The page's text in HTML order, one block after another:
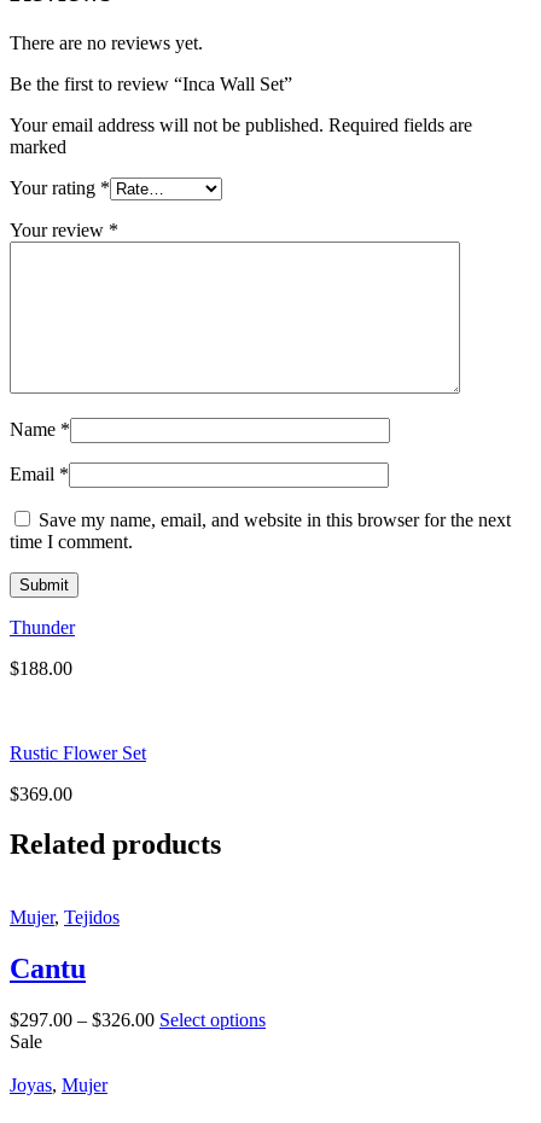
There are no reviews yet.
Be the first to review “Inca Wall Set”
Your email address will not be published. Required fields are
marked
Your rating *
Your review *
Name *
Email *
Save my name, email, and website in this browser for the next
time I comment.
Thunder
$188.00
Rustic Flower Set
$369.00
Related products
Mujer, Tejidos
Cantu
$297.00 – $326.00 Select options
Sale
Joyas, Mujer